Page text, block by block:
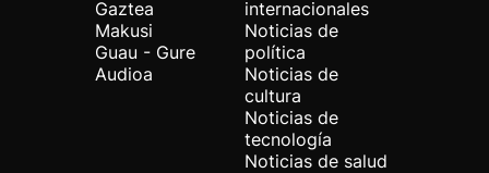
Gaztea
Makusi
Guau - Gure
Audioa
internacionales
Noticias de
política
Noticias de
cultura
Noticias de
tecnología
Noticias de salud